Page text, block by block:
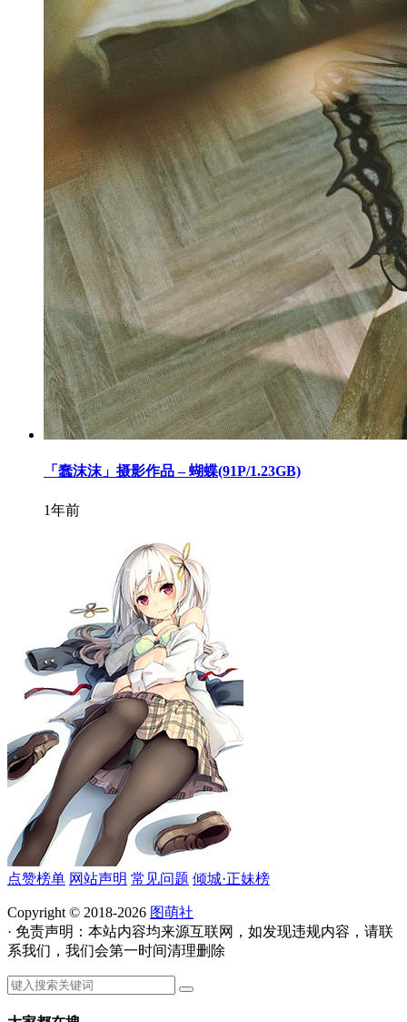
「蠢沫沫」摄影作品 – 蝴蝶(91P/1.23GB)
1年前
点赞榜单 网站声明 常见问题 倾城·正妹榜
Copyright © 2018-2026 图萌社
· 免责声明：本站内容均来源互联网，如发现违规内容，请联
系我们，我们会第一时间清理删除